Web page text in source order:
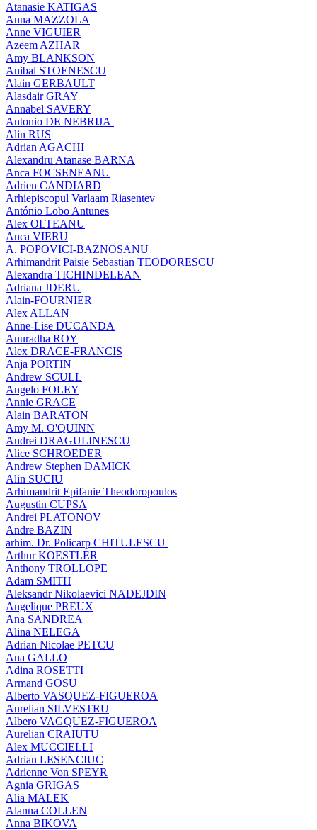
Atanasie KATIGAS
Anna MAZZOLA
Anne VIGUIER
Azeem AZHAR
Amy BLANKSON
Anibal STOENESCU
Alain GERBAULT
Alasdair GRAY
Annabel SAVERY
Antonio DE NEBRIJA
Alin RUS
Adrian AGACHI
Alexandru Atanase BARNA
Anca FOCSENEANU
Adrien CANDIARD
Arhiepiscopul Varlaam Riasentev
António Lobo Antunes
Alex OLTEANU
Anca VIERU
A. POPOVICI-BAZNOSANU
Arhimandrit Paisie Sebastian TEODORESCU
Alexandra TICHINDELEAN
Adriana JDERU
Alain-FOURNIER
Alex ALLAN
Anne-Lise DUCANDA
Anuradha ROY
Alex DRACE-FRANCIS
Anja PORTIN
Andrew SCULL
Angelo FOLEY
Annie GRACE
Alain BARATON
Amy M. O'QUINN
Andrei DRAGULINESCU
Alice SCHROEDER
Andrew Stephen DAMICK
Alin SUCIU
Arhimandrit Epifanie Theodoropoulos
Augustin CUPSA
Andrei PLATONOV
Andre BAZIN
arhim. Dr. Policarp CHITULESCU
Arthur KOESTLER
Anthony TROLLOPE
Adam SMITH
Aleksandr Nikolaevici NADEJDIN
Angelique PREUX
Ana SANDREA
Alina NELEGA
Adrian Nicolae PETCU
Ana GALLO
Adina ROSETTI
Armand GOSU
Alberto VASQUEZ-FIGUEROA
Aurelian SILVESTRU
Albero VAGQUEZ-FIGUEROA
Aurelian CRAIUTU
Alex MUCCIELLI
Adrian LESENCIUC
Adrienne Von SPEYR
Agnia GRIGAS
Alia MALEK
Alanna COLLEN
Anna BIKOVA